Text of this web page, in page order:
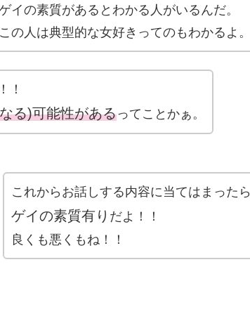
イの素質があるとわかる人がいるんだ。
の人は典型的な女好きってのもわかるよ。
！
る)可能性があるってことかぁ。
これからお話しする内容に当てはまったら
ゲイの素質有り だよ！！
良くも悪くもね！！